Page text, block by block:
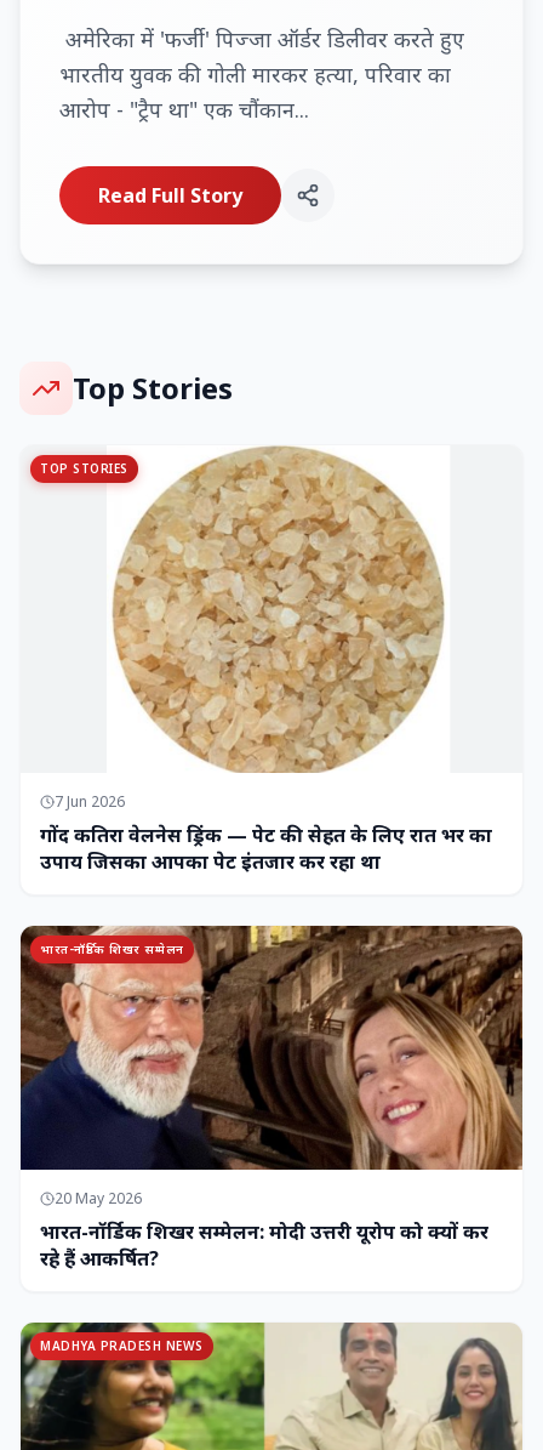
अमेरिका में 'फर्जी' पिज्जा ऑर्डर डिलीवर करते हुए
भारतीय युवक की गोली मारकर हत्या, परिवार का
आरोप - "ट्रैप था" एक चौंकान...
Read Full Story
Top Stories
TOP STORIES
7 Jun 2026
गोंद कतिरा वेलनेस ड्रिंक — पेट की सेहत के लिए रात भर का
उपाय जिसका आपका पेट इंतजार कर रहा था
भारत-नॉर्डिक शिखर सम्मेलन
20 May 2026
भारत-नॉर्डिक शिखर सम्मेलन: मोदी उत्तरी यूरोप को क्यों कर
रहे हैं आकर्षित?
MADHYA PRADESH NEWS